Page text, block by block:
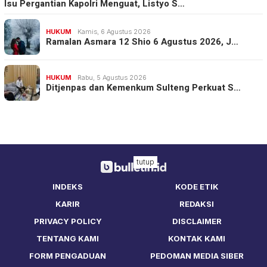
Isu Pergantian Kapolri Menguat, Listyo S…
HUKUM Kamis, 6 Agustus 2026
Ramalan Asmara 12 Shio 6 Agustus 2026, J…
HUKUM Rabu, 5 Agustus 2026
Ditjenpas dan Kemenkum Sulteng Perkuat S…
INDEKS
KODE ETIK
KARIR
REDAKSI
PRIVACY POLICY
DISCLAIMER
TENTANG KAMI
KONTAK KAMI
FORM PENGADUAN
PEDOMAN MEDIA SIBER
tutup